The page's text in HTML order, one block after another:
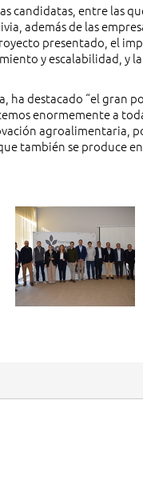
candidatas, entre las
además de las
presentado, el
y escalabilidad, y
destacado “el gran
enormemente a
agroalimentaria,
también se produce